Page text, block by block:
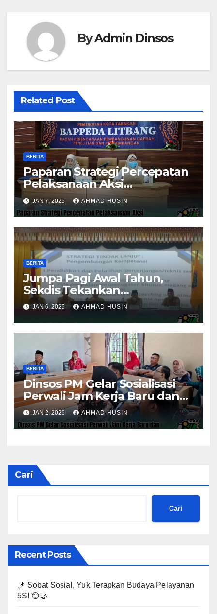
ByAdmin Dinsos
Related Post
BERITA
Paparan Strategi Percepatan
Pelaksanaan Aksi
Konvergensi Penurunan
Stunting 2025
JAN 7, 2026 AHMAD HUSIN
BERITA
Jumpa Pagi Awal Tahun,
Sekdis Tekankan
Pengawasan Aset dan
Evaluasi Kinerja
Pemerintahan
JAN 6, 2026 AHMAD HUSIN
BERITA
Dinsos PM Gelar Sosialisasi
Perwali Jam Kerja Baru dan
Kinerja Tahun 2026
JAN 2, 2026 AHMAD HUSIN
Cari
Cari
Recent Posts
📌 Sobat Sosial, Yuk Terapkan Budaya Pelayanan
5S! 😊🤝